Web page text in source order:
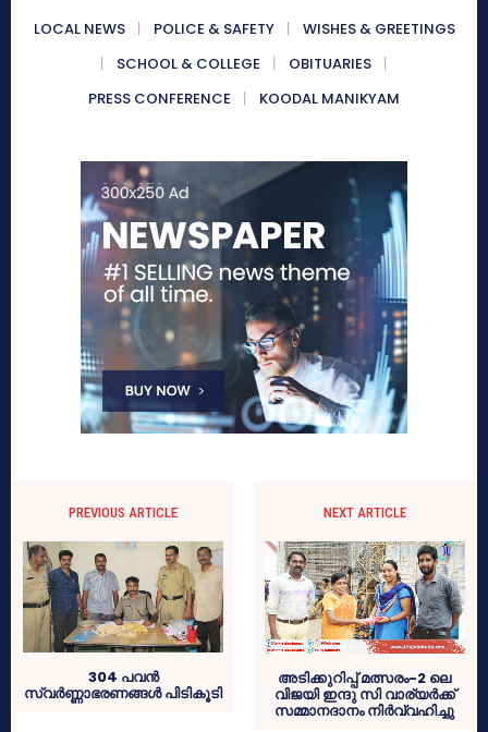
LOCAL NEWS POLICE & SAFETY
WISHES & GREETINGS
SCHOOL & COLLEGE
OBITUARIES
PRESS CONFERENCE
KOODAL MANIKYAM
PREVIOUS ARTICLE
304 പവന്‍
സ്വര്‍ണ്ണാഭരണങ്ങള്‍ പിടികൂടി
NEXT ARTICLE
അടിക്കുറിപ്പ് മത്സരം-2 ലെ
വിജയി ഇന്ദു സി വാര്യര്‍ക്ക്
സമ്മാനദാനം നിര്‍വ്വഹിച്ചു